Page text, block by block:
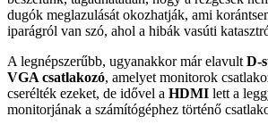
dugók meglazulását okozhatják, ami
iparágról van szó, ahol a hibák vasúti
A legnépszerűbb, ugyanakkor már elavult D-
VGA csatlakozó, amelyet monitorok
cserélték ezeket, de idővel a HDMI lett a
monitorjának a számítógéphez történő